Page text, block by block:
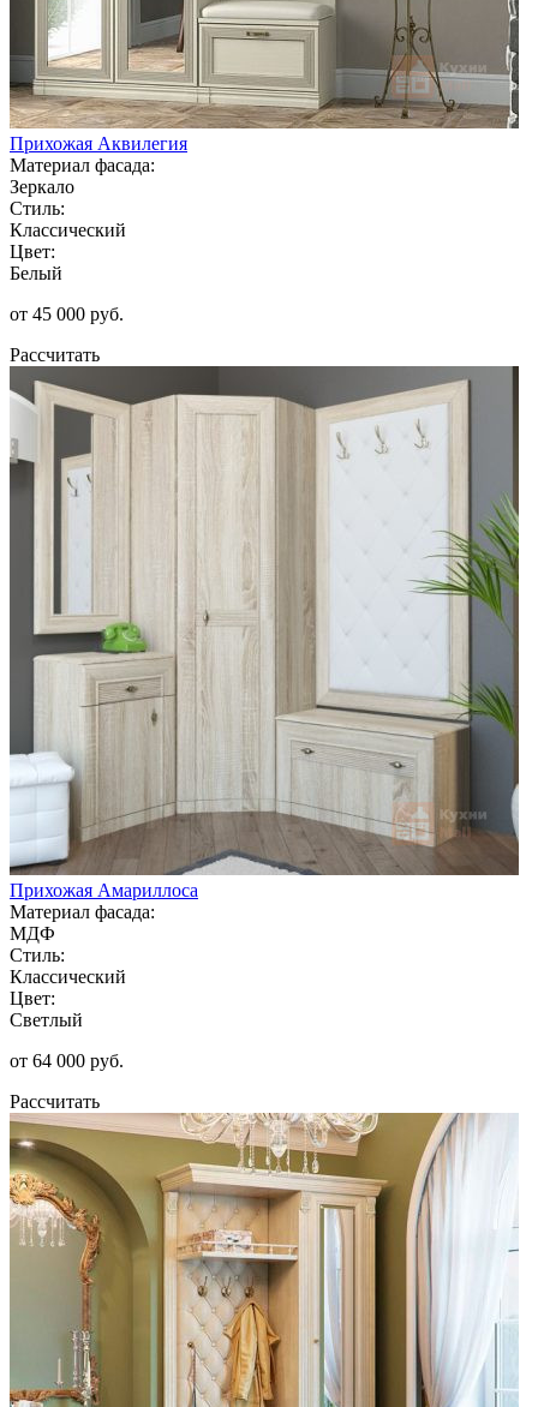
Прихожая Аквилегия
Материал фасада:
Зеркало
Стиль:
Классический
Цвет:
Белый
от 45 000 руб.
Рассчитать
Прихожая Амариллоса
Материал фасада:
МДФ
Стиль:
Классический
Цвет:
Светлый
от 64 000 руб.
Рассчитать